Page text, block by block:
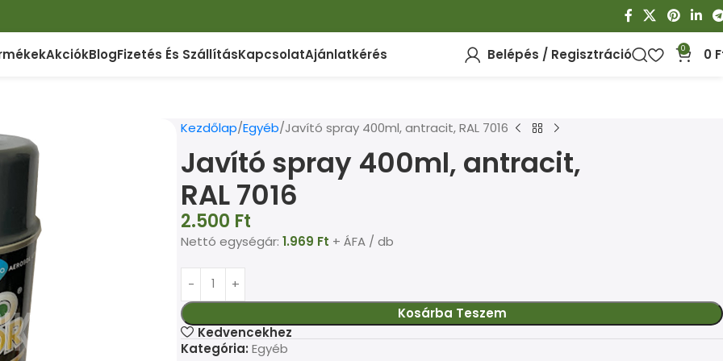
AkciókBlogFizetés És SzállításKapcsolatAjánlatkérés Belépés / Regisztráció 0 0
Kezdőlap Egyéb Javító spray 400ml, antracit, RAL 7016
Javító spray 400ml, antracit,
RAL 7016
2.500 Ft
Nettó egységár: 1.969 Ft + ÁFA / db
Kosárba Teszem
Kedvencekhez
Kategória: Egyéb